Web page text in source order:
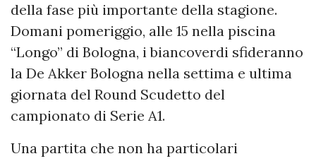
della fase più importante della stagione.
Domani pomeriggio, alle 15 nella piscina
“Longo” di Bologna, i biancoverdi sfideranno
la De Akker Bologna nella settima e ultima
giornata del Round Scudetto del
campionato di Serie A1.
Una partita che non ha particolari